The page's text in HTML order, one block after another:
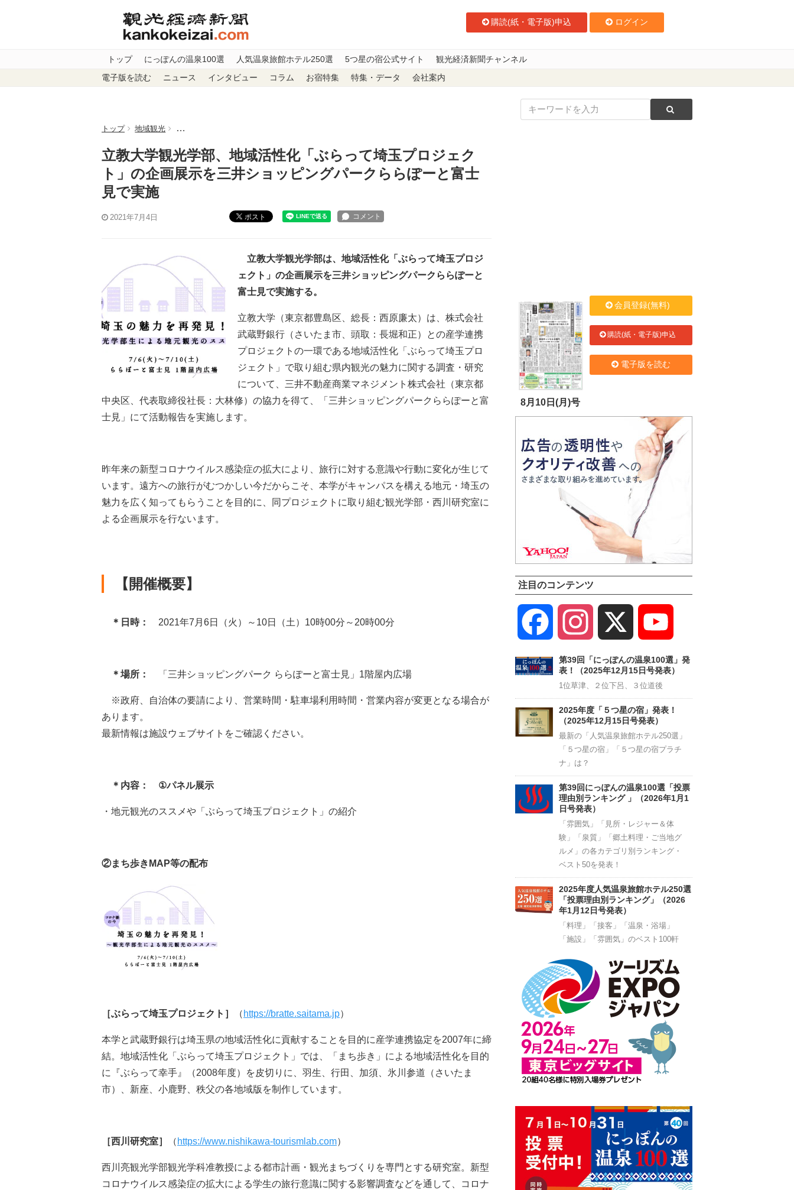
購読(紙・電子版)申込 ログイン
トップ にっぽんの温泉100選 人気温泉旅館ホテル250選 5つ星の宿公式サイト 観光経済新聞チャンネル
電子版を読む ニュース インタビュー コラム お宿特集 特集・データ 会社案内
トップ 地域観光 立教大学観光学部、地域活性化「ぶらって埼玉プロジェクト」の企画展示を三井ショッピングパークららぽーと富士見で実施
立教大学観光学部、地域活性化「ぶらって埼玉プロジェク
ト」の企画展示を三井ショッピングパークららぽーと富士
見で実施
2021年7月4日 ポスト
立教大学観光学部は、地域活性化「ぶらって埼玉プロジ
ェクト」の企画展示を三井ショッピングパークららぽーと
富士見で実施する。
立教大学（東京都豊島区、総長：西原廉太）は、株式会社
武蔵野銀行（さいたま市、頭取：長堀和正）との産学連携
プロジェクトの一環である地域活性化「ぶらって埼玉プロ
ジェクト」で取り組む県内観光の魅力に関する調査・研究
について、三井不動産商業マネジメント株式会社（東京都
中央区、代表取締役社長：大林修）の協力を得て、「三井ショッピングパークららぽーと富
士見」にて活動報告を実施します。
昨年来の新型コロナウイルス感染症の拡大により、旅行に対する意識や行動に変化が生じて
います。遠方への旅行がむつかしい今だからこそ、本学がキャンパスを構える地元・埼玉の
魅力を広く知ってもらうことを目的に、同プロジェクトに取り組む観光学部・西川研究室に
よる企画展示を行ないます。
【開催概要】
＊日時： 2021年7月6日（火）～10日（土）10時00分～20時00分
＊場所： 「三井ショッピングパーク ららぽーと富士見」1階屋内広場
※政府、自治体の要請により、営業時間・駐車場利用時間・営業内容が変更となる場合が
あります。
最新情報は施設ウェブサイトをご確認ください。
＊内容： ①パネル展示
・地元観光のススメや「ぶらって埼玉プロジェクト」の紹介
②まち歩きMAP等の配布
［ぶらって埼玉プロジェクト］ （ https://bratte.saitama.jp）
本学と武蔵野銀行は埼玉県の地域活性化に貢献することを目的に産学連携協定を2007年に締
結。地域活性化「ぶらって埼玉プロジェクト」では、「まち歩き」による地域活性化を目的
に『ぶらって幸手』（2008年度）を皮切りに、羽生、行田、加須、氷川参道（さいたま
市）、新座、小鹿野、秩父の各地域版を制作しています。
［西川研究室］ （ https://www.nishikawa-tourismlab.com）
西川亮観光学部観光学科准教授による都市計画・観光まちづくりを専門とする研究室。新型
コロナウイルス感染症の拡大による学生の旅行意識に関する影響調査などを通して、コロナ
8月10日(月)号
会員登録(無料)
購読(紙・電子版)申込
電子版を読む
注目のコンテンツ
Facebook Instagram
Channel
第39回「にっぽんの温泉100選」発
表！（2025年12月15日号発表）
1位草津、２位下呂、３位道後
2025年度「５つ星の宿」発表！
（2025年12月15日号発表）
最新の「人気温泉旅館ホテル250選」
「５つ星の宿」「５つ星の宿プラチ
ナ」は？
第39回にっぽんの温泉100選「投票
理由別ランキング 」（2026年1月1
日号発表）
「雰囲気」「見所・レジャー＆体
験」「泉質」「郷土料理・ご当地グ
ルメ」の各カテゴリ別ランキング・
ベスト50を発表！
2025年度人気温泉旅館ホテル250選
「投票理由別ランキング」（2026
年1月12日号発表）
「料理」「接客」「温泉・浴場」
「施設」「雰囲気」のベスト100軒